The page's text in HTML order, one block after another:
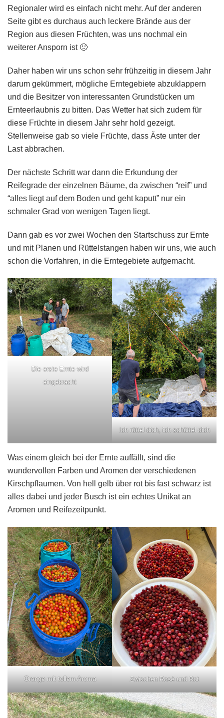
Regionaler wird es einfach nicht mehr. Auf der anderen
Seite gibt es durchaus auch leckere Brände aus der
Region aus diesen Früchten, was uns nochmal ein
weiterer Ansporn ist 🙂
Daher haben wir uns schon sehr frühzeitig in diesem Jahr
darum gekümmert, mögliche Erntegebiete abzuklappern
und die Besitzer von interessanten Grundstücken um
Ernteerlaubnis zu bitten. Das Wetter hat sich zudem für
diese Früchte in diesem Jahr sehr hold gezeigt.
Stellenweise gab so viele Früchte, dass Äste unter der
Last abbrachen.
Der nächste Schritt war dann die Erkundung der
Reifegrade der einzelnen Bäume, da zwischen “reif” und
“alles liegt auf dem Boden und geht kaputt” nur ein
schmaler Grad von wenigen Tagen liegt.
Dann gab es vor zwei Wochen den Startschuss zur Ernte
und mit Planen und Rüttelstangen haben wir uns, wie auch
schon die Vorfahren, in die Erntegebiete aufgemacht.
Die erste Ernte wird
eingebracht
Ich rüttel dich, ich schüttel dich
Was einem gleich bei der Ernte auffällt, sind die
wundervollen Farben und Aromen der verschiedenen
Kirschpflaumen. Von hell gelb über rot bis fast schwarz ist
alles dabei und jeder Busch ist ein echtes Unikat an
Aromen und Reifezeitpunkt.
Orange mit tollem Aroma Zwischen Rosé und Rot